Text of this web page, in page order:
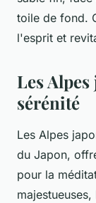
toile de fond.
l'esprit et
Les
sérénité
Les Alpes
du Japon,
pour la